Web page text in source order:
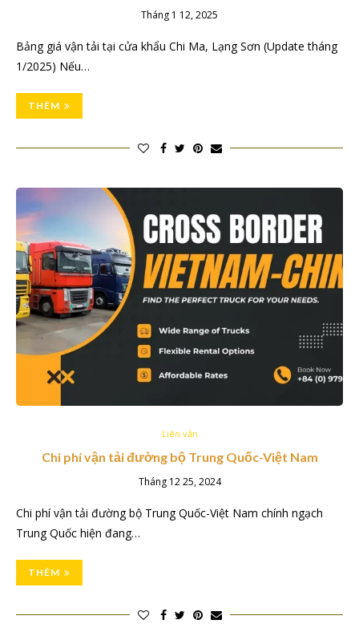
Tháng 1 12, 2025
Bảng giá vận tải tại cửa khẩu Chi Ma, Lạng Sơn (Update tháng
1/2025) Nếu…
THÊM
Liên vận
Chi phí vận tải đường bộ Trung Quốc-Việt Nam
Tháng 12 25, 2024
Chi phí vận tải đường bộ Trung Quốc-Việt Nam chính ngạch
Trung Quốc hiện đang…
THÊM